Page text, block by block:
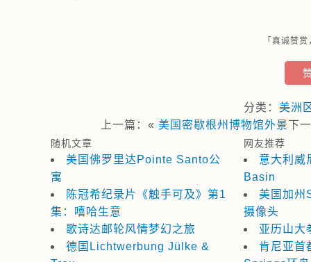
「真诚赞
分类： 美洲
上一篇：« 美国密歇根州博物馆外景下
随机文章
美国佛罗里达Pointe Santo公
寓
陈冠希纪录片《触手可及》第1
集：嘻哈生意
歌诗达邮轮风情梦幻之旅
德国Lichtwerbung Jülke &
网友推荐
意大利威
Basin
美国加州
摄像头
亚历山大
肯尼亚首